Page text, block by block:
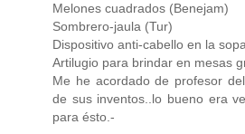
Melones cuadrados (Benejam)
Sombrero-jaula (Tur)
Dispositivo anti-cabello en la
Artilugio para brindar en mesas
Me he acordado de profesor
de sus inventos..lo bueno era
para ésto.-